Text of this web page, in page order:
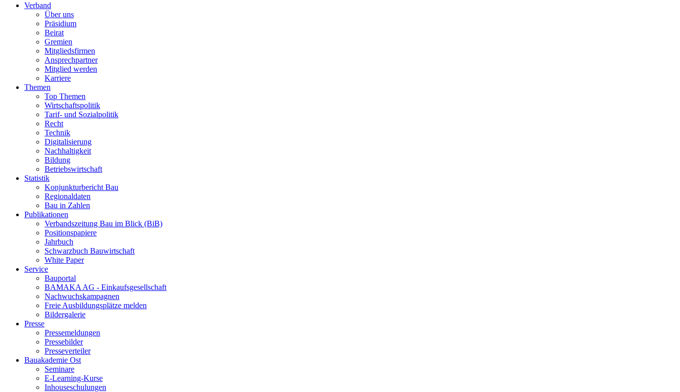
Verband
Über uns
Präsidium
Beirat
Gremien
Mitgliedsfirmen
Ansprechpartner
Mitglied werden
Karriere
Themen
Top Themen
Wirtschaftspolitik
Tarif- und Sozialpolitik
Recht
Technik
Digitalisierung
Nachhaltigkeit
Bildung
Betriebswirtschaft
Statistik
Konjunkturbericht Bau
Regionaldaten
Bau in Zahlen
Publikationen
Verbandszeitung Bau im Blick (BiB)
Positionspapiere
Jahrbuch
Schwarzbuch Bauwirtschaft
White Paper
Service
Bauportal
BAMAKA AG - Einkaufsgesellschaft
Nachwuchskampagnen
Freie Ausbildungsplätze melden
Bildergalerie
Presse
Pressemeldungen
Pressebilder
Presseverteiler
Bauakademie Ost
Seminare
E-Learning-Kurse
Inhouseschulungen